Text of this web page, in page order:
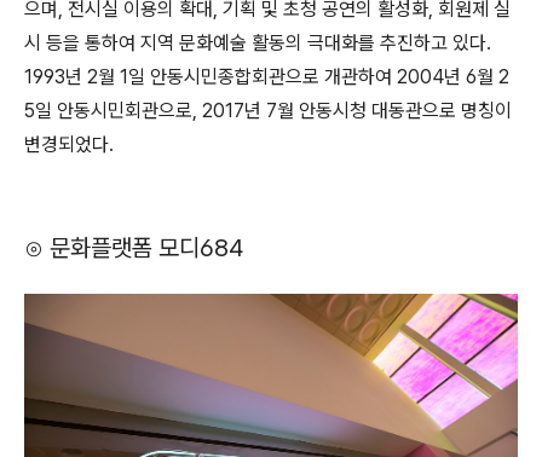
으며, 전시실 이용의 확대, 기획 및 초청 공연의 활성화, 회원제 실
시 등을 통하여 지역 문화예술 활동의 극대화를 추진하고 있다.
1993년 2월 1일 안동시민종합회관으로 개관하여 2004년 6월 2
5일 안동시민회관으로, 2017년 7월 안동시청 대동관으로 명칭이
변경되었다.
⊙ 문화플랫폼 모디684